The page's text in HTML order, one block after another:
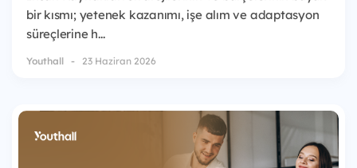
bir kısmı; yetenek kazanımı, işe alım ve adaptasyon
süreçlerine h...
Youthall 23 Haziran 2026